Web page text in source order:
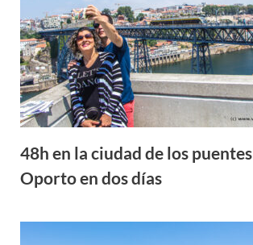
48h en la ciudad de los
Oporto en dos días